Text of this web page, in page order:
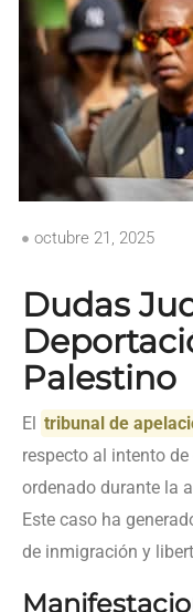
octubre 21, 2025
Dudas
Palestino
El tribunal de
respecto al intento
ordenado durante la
Este caso ha
de inmigración y